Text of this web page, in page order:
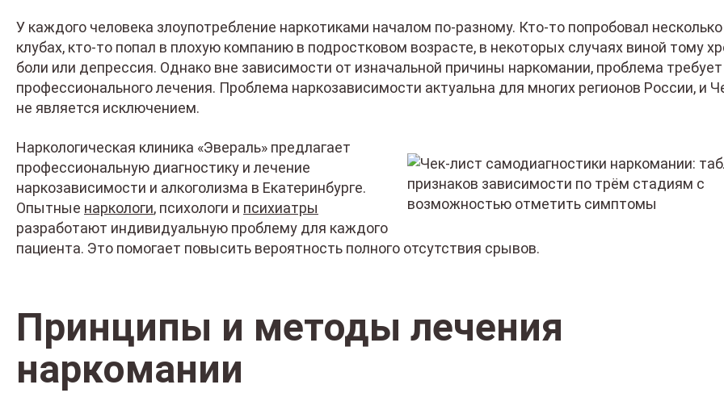
У каждого человека злоупотребление наркотиками началом по-разному. Кто-то попробовал несколько
клубах, кто-то попал в плохую компанию в подростковом возрасте, в некоторых случаях виной тому
боли или депрессия. Однако вне зависимости от изначальной причины наркомании, проблема требует
профессионального лечения. Проблема наркозависимости актуальна для многих регионов России, и
не является исключением.
Наркологическая клиника «Эвераль» предлагает
профессиональную диагностику и лечение
наркозависимости и алкоголизма в Екатеринбурге.
Опытные наркологи, психологи и психиатры
разработают индивидуальную проблему для каждого
пациента. Это помогает повысить вероятность полного отсутствия срывов.
Принципы и методы лечения
наркомании